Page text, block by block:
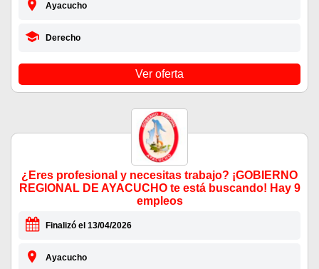
Ayacucho
Derecho
Ver oferta
¿Eres profesional y necesitas trabajo? ¡GOBIERNO
REGIONAL DE AYACUCHO te está buscando! Hay 9
empleos
Finalizó el 13/04/2026
Ayacucho